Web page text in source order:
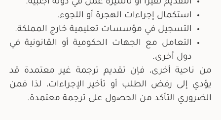
التقديم لفيزا أو تأشيرة عمل في دولة أجنبية.
استكمال إجراءات الهجرة أو اللجوء.
التسجيل في مؤسسات تعليمية خارج المملكة.
التعامل مع الجهات الحكومية أو القانونية في
دول أخرى.
من ناحية أخرى، فإن تقديم ترجمة غير معتمدة قد
يؤدي إلى رفض الطلب أو تأخير الإجراءات، لذا فمن
الضروري التأكد من الحصول على ترجمة معتمدة.